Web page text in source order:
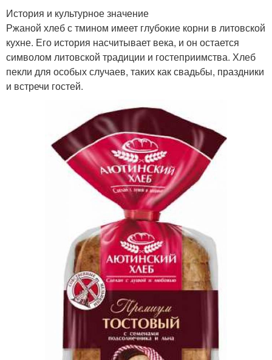
История и культурное значение
Ржаной хлеб с тмином имеет глубокие корни в литовской
кухне. Его история насчитывает века, и он остается
символом литовской традиции и гостеприимства. Хлеб
пекли для особых случаев, таких как свадьбы, праздники
и встречи гостей.